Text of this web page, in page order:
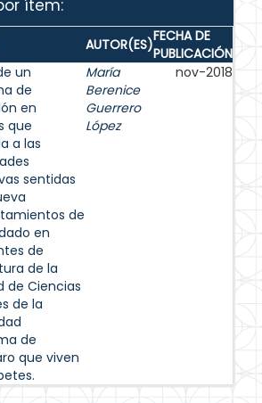
ítem:
AUTOR(ES)FECHA DE
PUBLICACIÓN
un
de
en
que
a las
sentidas
de
en
de
de la
de Ciencias
de la
de
que viven
María
Berenice
Guerrero
López
nov-2018